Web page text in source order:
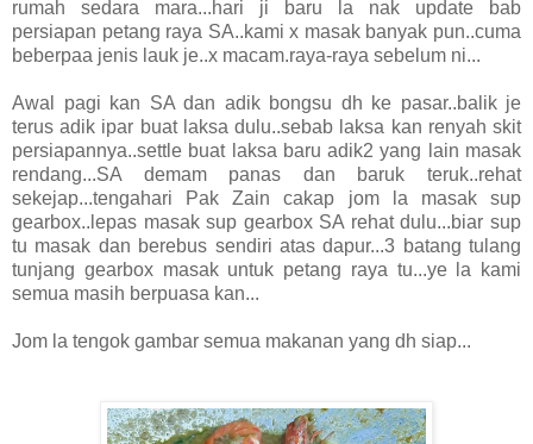
rumah sedara mara...hari ji baru la nak update bab
persiapan petang raya SA..kami x masak banyak pun..cuma
beberpaa jenis lauk je..x macam.raya-raya sebelum ni...
Awal pagi kan SA dan adik bongsu dh ke pasar..balik je
terus adik ipar buat laksa dulu..sebab laksa kan renyah skit
persiapannya..settle buat laksa baru adik2 yang lain masak
rendang...SA demam panas dan baruk teruk..rehat
sekejap...tengahari Pak Zain cakap jom la masak sup
gearbox..lepas masak sup gearbox SA rehat dulu...biar sup
tu masak dan berebus sendiri atas dapur...3 batang tulang
tunjang gearbox masak untuk petang raya tu...ye la kami
semua masih berpuasa kan...
Jom la tengok gambar semua makanan yang dh siap...